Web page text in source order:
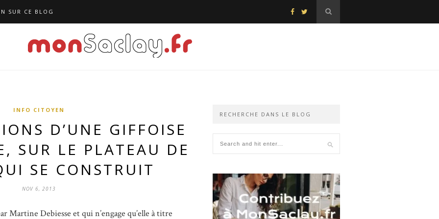
SUR CE BLOG
INFO CITOYEN
D’UNE GIFFOISE
SUR LE PLATEAU DE
SE CONSTRUIT
NOV 6, 2013
Martine Debiesse et qui n’engage qu’elle à titre
RECHERCHE DANS LE BLOG